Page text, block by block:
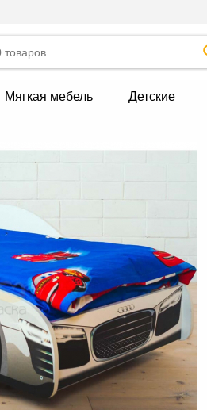
Мягкая мебель Детские